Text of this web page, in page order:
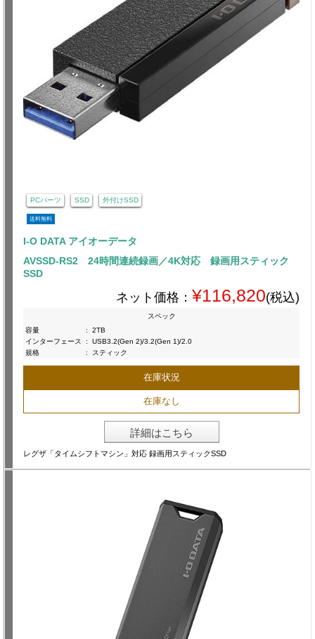
PCパーツ SSD 外付けSSD
送料無料
I-O DATA アイオーデータ
AVSSD-RS2 24時間連続録画／4K対応 録画用スティック
SSD
ネット価格： ¥116,820(税込)
スペック
容量
:
2TB
インターフェース
:
USB3.2(Gen 2)/3.2(Gen 1)/2.0
規格
: スティック
在庫状況
在庫なし
詳細はこちら
レグザ「タイムシフトマシン」対応 録画用スティックSSD